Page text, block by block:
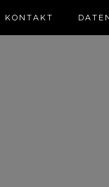
KONTAKT